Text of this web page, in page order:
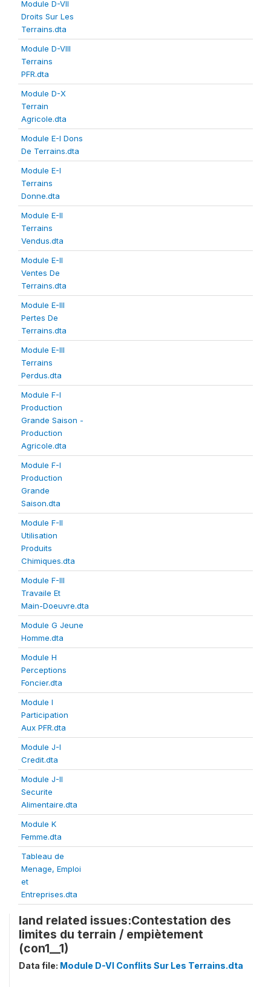
Module D-VII
Droits Sur Les
Terrains.dta
Module D-VIII
Terrains
PFR.dta
Module D-X
Terrain
Agricole.dta
Module E-I Dons
De Terrains.dta
Module E-I
Terrains
Donne.dta
Module E-II
Terrains
Vendus.dta
Module E-II
Ventes De
Terrains.dta
Module E-III
Pertes De
Terrains.dta
Module E-III
Terrains
Perdus.dta
Module F-I
Production
Grande Saison -
Production
Agricole.dta
Module F-I
Production
Grande
Saison.dta
Module F-II
Utilisation
Produits
Chimiques.dta
Module F-III
Travaile Et
Main-Doeuvre.dta
Module G Jeune
Homme.dta
Module H
Perceptions
Foncier.dta
Module I
Participation
Aux PFR.dta
Module J-I
Credit.dta
Module J-II
Securite
Alimentaire.dta
Module K
Femme.dta
Tableau de
Menage, Emploi
et
Entreprises.dta
land related issues:Contestation des
limites du terrain / empiètement
(con1__1)
Data file: Module D-VI Conflits Sur Les Terrains.dta